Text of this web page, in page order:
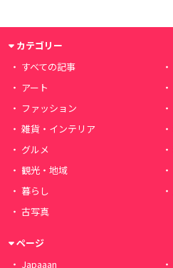
カテゴリー
すべての記事
アート
ファッション
雑貨・インテリア
グルメ
観光・地域
暮らし
古写真
ページ
Japaaan